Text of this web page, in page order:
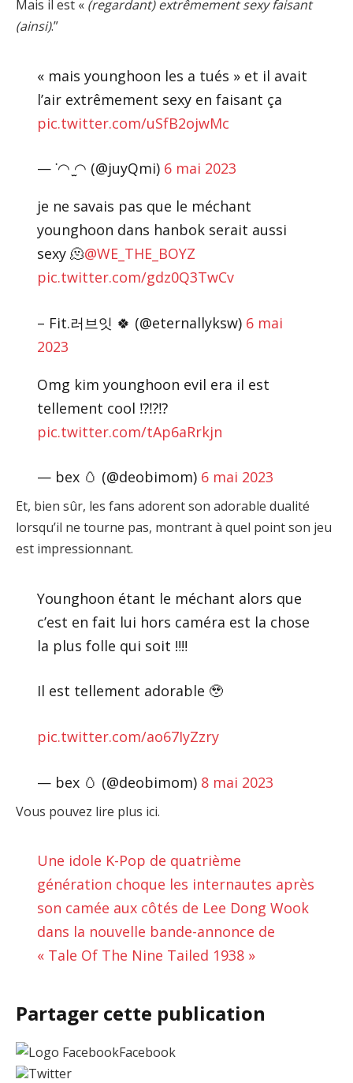
Mais il est « (regardant) extrêmement sexy faisant
(ainsi).”
« mais younghoon les a tués » et il avait
l’air extrêmement sexy en faisant ça
pic.twitter.com/uSfB2ojwMc
— ˙◠ ̫◠ (@juyQmi) 6 mai 2023
je ne savais pas que le méchant
younghoon dans hanbok serait aussi
sexy 🫠@WE_THE_BOYZ
pic.twitter.com/gdz0Q3TwCv
– Fit.러브잇 🍀 (@eternallyksw) 6 mai
2023
Omg kim younghoon evil era il est
tellement cool ⁉️⁉️⁉️
pic.twitter.com/tAp6aRrkjn
— bex 🥚 (@deobimom) 6 mai 2023
Et, bien sûr, les fans adorent son adorable dualité
lorsqu’il ne tourne pas, montrant à quel point son jeu
est impressionnant.
Younghoon étant le méchant alors que
c’est en fait lui hors caméra est la chose
la plus folle qui soit ‼️‼️
Il est tellement adorable 🥹
pic.twitter.com/ao67IyZzry
— bex 🥚 (@deobimom) 8 mai 2023
Vous pouvez lire plus ici.
Une idole K-Pop de quatrième
génération choque les internautes après
son camée aux côtés de Lee Dong Wook
dans la nouvelle bande-annonce de
« Tale Of The Nine Tailed 1938 »
Partager cette publication
Facebook
Twitter